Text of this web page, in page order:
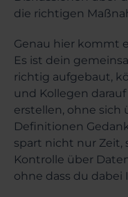
die richtigen
Genau hier kommt
Es ist dein
richtig aufgebaut,
und Kollegen
erstellen, ohne sich
Definitionen
spart nicht nur Zeit,
Kontrolle über
ohne dass du dabei